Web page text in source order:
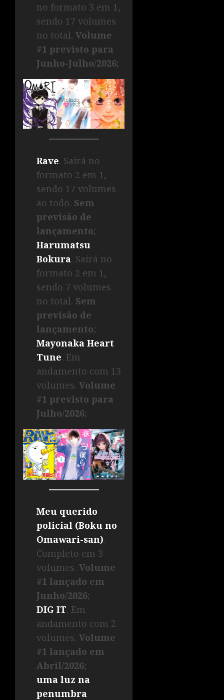
no formato 3 em 1,
sendo 17 volumes
no total. Volume
#1 previsto para
Junho-Julho/2026;
Rave. Sairá no
formato 2 em 1,
sendo 17 volumes
ao todo. Sem
previsão de
lançamento;
Harumatsu
Bokura. Sairá no
formato 2 em 1,
sendo 7 volumes
no total. Sem
previsão de
lançamento;
Mayonaka Heart
Tune. Em
andamento com 13
volumes. Volume
#1 previsto para
Julho/2026;
Meu querido
policial (Boku no
Omawari-san).
Completo em 3
volumes. Volume
#1 lançado em
Junho/2026;
DIG IT. Em
andamento com 2
volumes. Volume
#1 lançado em
Abril/2026;
uma luz na
penumbra